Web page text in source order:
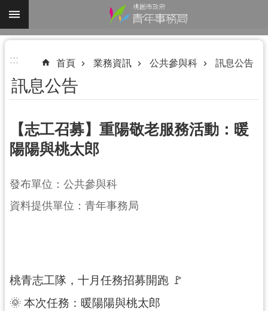
跳到主要內容區塊
進
搜
尋
認
我
們
息
::: 首頁 業務資訊 公共參與科 訊息公告
訊息公告
【志工召募】重陽敬老服務活動：暖
陽陽與桃太郎
發布單位：公共參與科
資料提供單位：青年事務局
桃青志工隊，十月任務招募開跑 🚩
🌞 本次任務：暖陽陽與桃太郎